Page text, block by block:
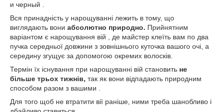
и черный .
Вся принадність у нарощуванні лежить в тому, що
виглядають вони абсолютно природно. Прийнятним
варіантом є нарощування вій , де майстер клеїть вам по два
пучка середньої довжини з зовнішнього куточка вашого очі, а
середину згущує за допомогою окремих волосків.
Термін їх існування при нарощуванні вій становить не
більше трьох тижнів, так як вони відпадають природним
способом разом з вашими .
Для того щоб не втратити вії раніше, ними треба шанобливо і